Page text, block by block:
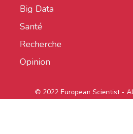
Big Data
Santé
Recherche
Opinion
© 2022 European Scientist -